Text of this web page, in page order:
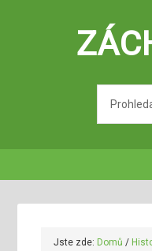
Jste zde: Domů /